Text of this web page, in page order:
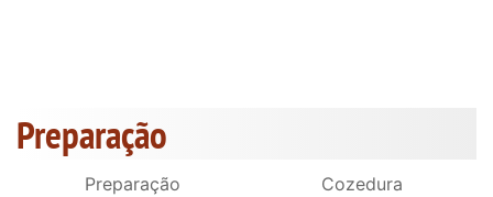
Preparação
Preparação
Cozedura